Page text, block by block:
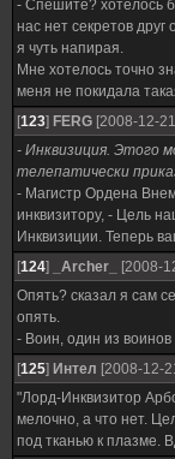
- Спешите? хотелось
нас нет секретов
я чуть напирая.
Мне хотелось точно
меня не покидала
[123] FERG [2008-12-
- Инквизиция. Этого
телепатически
- Магистр Ордена
инквизитору, - Цель
Инквизиции. Теперь
[124] _Archer_
[2008-
Опять? сказал я сам
опять.
- Воин, один из воинов
[125] Интел [2008-12-
"Лорд-Инквизитор
мелочно, а что нет.
под тканью к плазме.